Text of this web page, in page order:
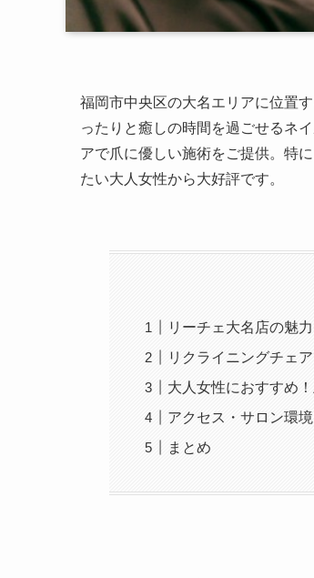
福岡市中央区の大名エリアに位置
ったりと癒しの時間を過ごせるネ
アで爪に優しい施術をご提供。特
たい大人女性から大好評です。
リーチェ大名店の魅
リクライニングチェ
大人女性におすすめ
アクセス・サロン環
まとめ